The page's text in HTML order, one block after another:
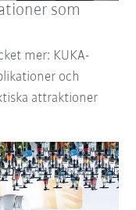
som
mer: KUKA-
och
attraktioner